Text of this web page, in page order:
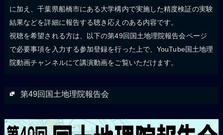
に加え、千葉県船橋市にある大学構内で実施した精度検証の実験
結果などを詳細に報告する聴き応えのある内容です。
視聴を希望される方は、以下の第49回国土地理院報告会ページ
で必要事項を入力する参加登録を行った上で、YouTube国土地理
院動画チャンネルにて講演動画をご覧いただけます。
第49回国土地理院報告会